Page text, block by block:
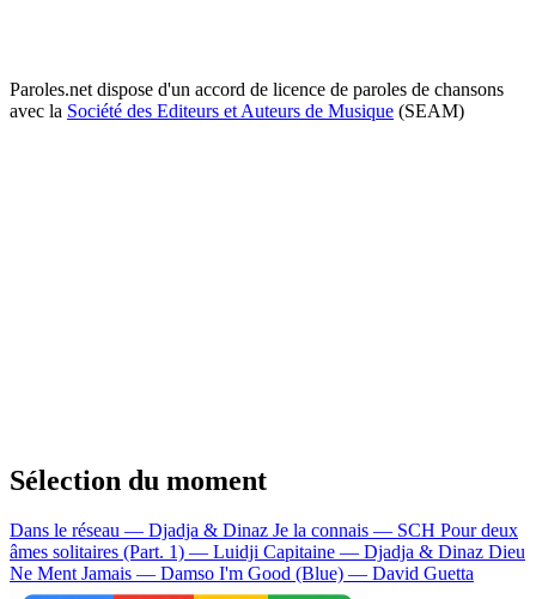
Paroles.net dispose d'un accord de licence de paroles de chansons
avec la Société des Editeurs et Auteurs de Musique (SEAM)
Sélection du moment
Dans le réseau — Djadja & Dinaz Je la connais — SCH Pour deux
âmes solitaires (Part. 1) — Luidji Capitaine — Djadja & Dinaz Dieu
Ne Ment Jamais — Damso I'm Good (Blue) — David Guetta